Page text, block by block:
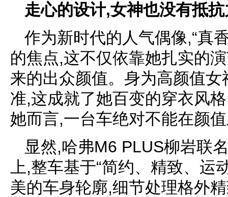
走心的设计,女神也没有抵
作为新时代的人气偶像,“真
的焦点,这不仅依靠她扎实的
来的出众颜值。身为高颜值
准,这成就了她百变的穿衣风
她而言,一台车绝对不能在颜值
显然,哈弗M6 PLUS柳岩联
上,整车基于“简约、精致、
美的车身轮廓,细节处理格外